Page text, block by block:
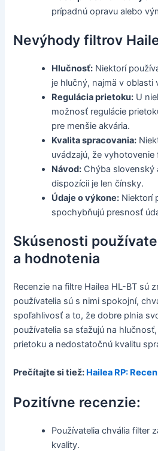
prípadnú opravu alebo
Nevýhody filtrov
Hlučnosť: Niektorí
je hlučný, najmä v oblasti
Regulácia prietoku: U
možnosť regulácie
pre menšie akvária.
Kvalita spracovania:
uvádzajú, že vyhotovenie
Návod: Chýba slovenský
dispozícii je len čínsky.
Údaje o výkone: Niektorí
spochybňujú presnosť
Skúsenosti
a hodnotenia
Recenzie na filtre Hailea HL-BT sú
používatelia sú s nimi spokojní,
spoľahlivosť a to, že dobre plnia
používatelia sa sťažujú na
prietoku a nedostatočnú kvalitu
Prečítajte si tiež: Hailea RP:
Pozitívne recenzie:
Používatelia chvália filter
kvality.